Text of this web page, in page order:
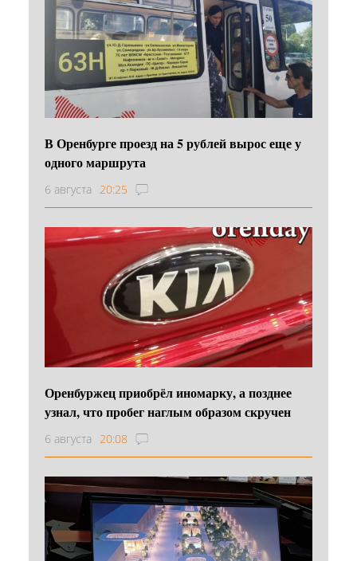
В Оренбурге проезд на 5 рублей вырос еще у
одного маршрута
6 августа 20:25
Оренбуржец приобрёл иномарку, а позднее
узнал, что пробег наглым образом скручен
6 августа 20:08